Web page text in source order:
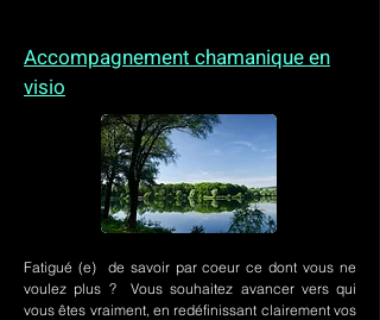
Accompagnement chamanique en
visio
Fatigué (e) de savoir par coeur ce dont vous ne
voulez plus ? Vous souhaitez avancer vers qui
vous êtes vraiment, en redéfinissant clairement vos